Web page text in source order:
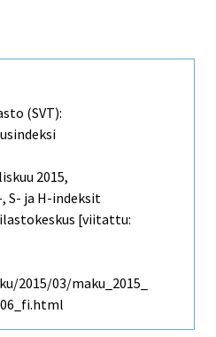
(SVT):
2015,
S- ja H-indeksit
[viitattu:
03/maku_2015_